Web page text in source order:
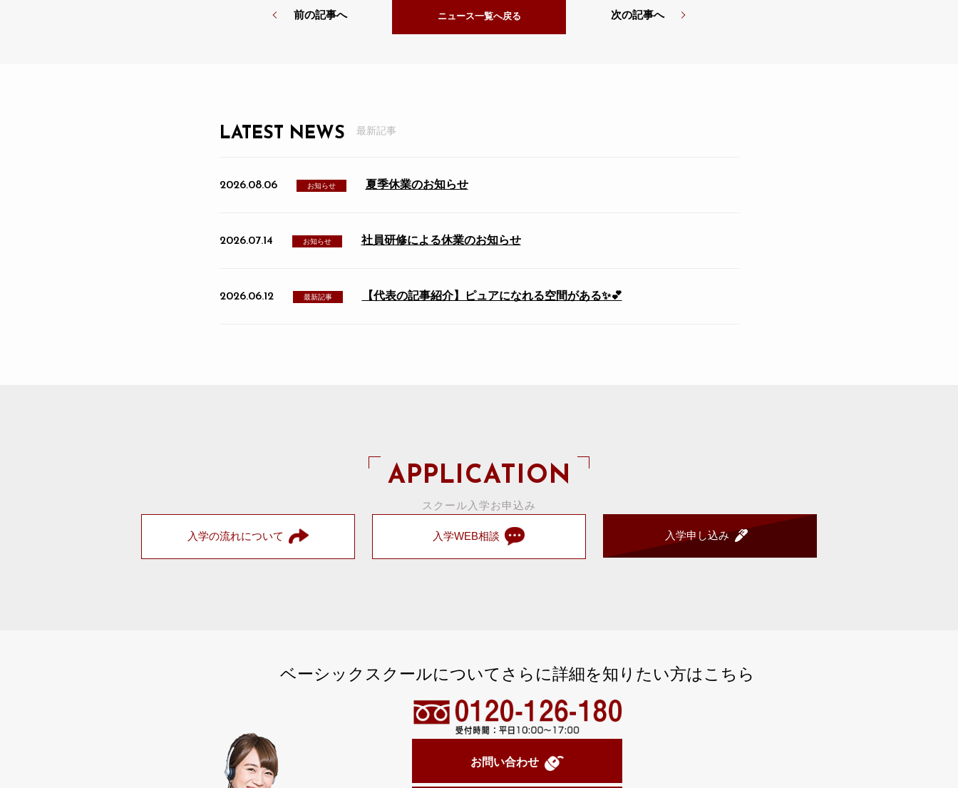
前の記事へ ニュース一覧へ戻る 次の記事へ
LATEST NEWS 最新記事
2026.08.06 お知らせ 夏季休業のお知らせ
2026.07.14 お知らせ 社員研修による休業のお知らせ
2026.06.12 最新記事 【代表の記事紹介】ピュアになれる空間がある✨💕
APPLICATION
スクール入学お申込み
入学の流れについて 入学WEB相談 入学申し込み
ベーシックスクールについてさらに詳細を知りたい方はこちら
お問い合わせ